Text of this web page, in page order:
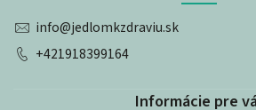
info@jedlomkzdraviu.sk
+421918399164
Informácie pre